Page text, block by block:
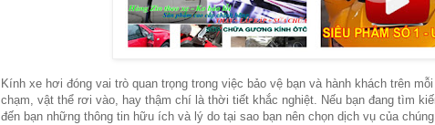
Kính xe hơi đóng vai trò quan trọng trong việc bảo vệ bạn và hành khách trên
chạm, vật thể rơi vào, hay thậm chí là thời tiết khắc nghiệt. Nếu bạn đang tìm
đến bạn những thông tin hữu ích và lý do tại sao bạn nên chọn dịch vụ của